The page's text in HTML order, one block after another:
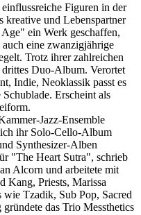
Figuren in der
und Lebenspartner
ein Werk geschaffen,
eine zwanzigjährige
Trotz ihrer zahlreichen
drittes Duo-Album. Verortet
Indie, Neoklassik passt es
Erscheint als
Jazz-Ensemble
ihr Solo-Cello-Album
Synthesizer-Alben
"The Heart Sutra", schrieb
Alcorn und arbeitete mit
Kang, Priests, Marissa
Tzadik, Sub Pop, Sacred
das Trio Messthetics